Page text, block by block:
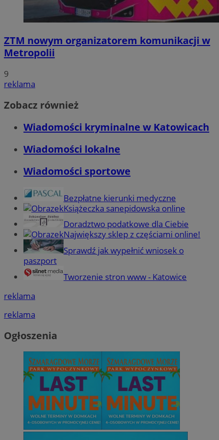
ZTM nowym organizatorem komunikacji w
Metropolii
9
reklama
Zobacz również
Wiadomości kryminalne w Katowicach
Wiadomości lokalne
Wiadomości sportowe
Bezpłatne kierunki medyczne
Książeczka sanepidowska online
Doradztwo podatkowe dla Ciebie
Największy sklep z częściami online!
Sprawdź jak wypełnić wniosek o
paszport
Tworzenie stron www - Katowice
reklama
reklama
Ogłoszenia